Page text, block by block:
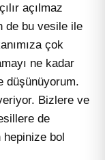
açılmaz
de bu vesile ile
çok
ne kadar
düşünüyorum.
Bizlere ve
de
bol